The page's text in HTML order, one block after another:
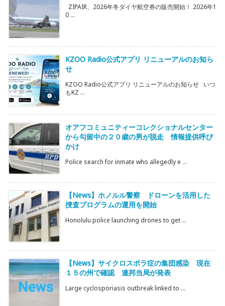
ZIPAIR、2026年冬ダイヤ航空券の販売開始！ 2026年1
0 ...
KZOO Radio公式アプリ リニューアルのお知ら
せ
KZOO Radio公式アプリ リニューアルのお知らせ いつ
もKZ ...
オアフコミュニティーコレクショナルセンター
から勾留中の２０歳の男が脱走 情報提供呼び
かけ
Police search for inmate who allegedly e ...
【News】ホノルル警察 ドローンを活用した
捜査プログラムの運用を開始
Honolulu police launching drones to get ...
【News】サイクロスポラ症の集団感染 現在
１５の州で確認 連邦当局が発表
Large cyclosporiasis outbreak linked to ...